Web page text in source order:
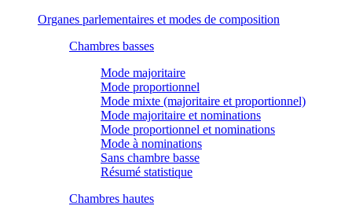
Organes parlementaires et modes de composition
Chambres basses
Mode majoritaire
Mode proportionnel
Mode mixte (majoritaire et proportionnel)
Mode majoritaire et nominations
Mode proportionnel et nominations
Mode à nominations
Sans chambre basse
Résumé statistique
Chambres hautes